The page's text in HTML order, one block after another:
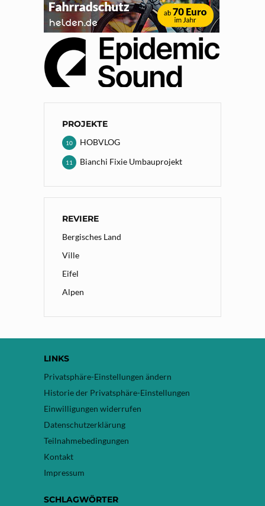
PROJEKTE
HOBVLOG
10
Bianchi Fixie Umbauprojekt
11
REVIERE
Bergisches Land
Ville
Eifel
Alpen
LINKS
Privatsphäre-Einstellungen ändern
Historie der Privatsphäre-Einstellungen
Einwilligungen widerrufen
Datenschutzerklärung
Teilnahmebedingungen
Kontakt
Impressum
SCHLAGWÖRTER